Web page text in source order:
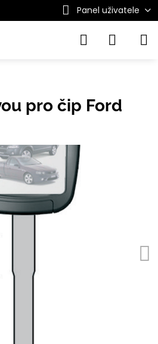
Panel uživatele
pro čip Ford